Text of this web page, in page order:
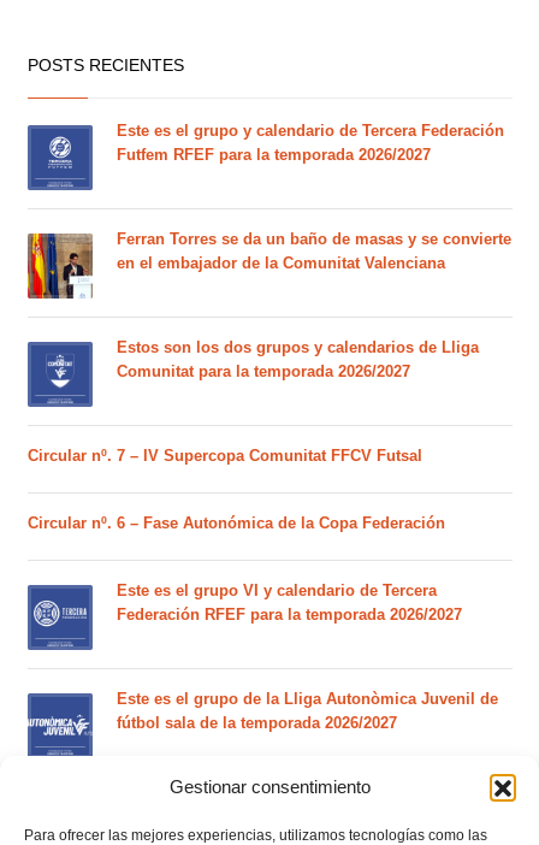
Gestionar consentimiento
Para ofrecer las mejores experiencias, utilizamos tecnologías como las
POSTS RECIENTES
Este es el grupo y calendario de Tercera Federación
Futfem RFEF para la temporada 2026/2027
Ferran Torres se da un baño de masas y se convierte
en el embajador de la Comunitat Valenciana
Estos son los dos grupos y calendarios de Lliga
Comunitat para la temporada 2026/2027
Circular nº. 7 – IV Supercopa Comunitat FFCV Futsal
Circular nº. 6 – Fase Autonómica de la Copa Federación
Este es el grupo VI y calendario de Tercera
Federación RFEF para la temporada 2026/2027
Este es el grupo de la Lliga Autonòmica Juvenil de
fútbol sala de la temporada 2026/2027
RFEF para la temporada 2026/27 se sorteará el